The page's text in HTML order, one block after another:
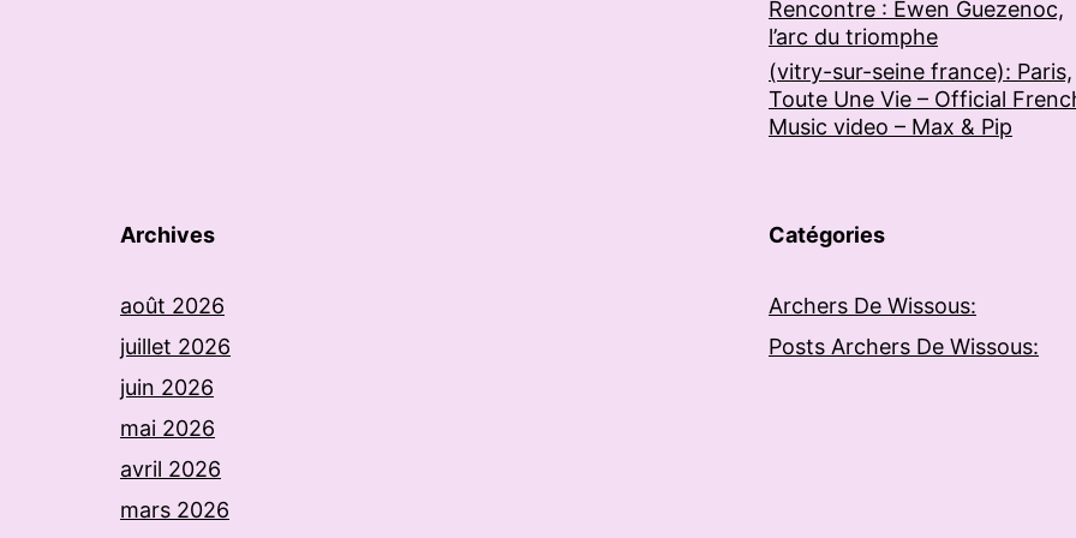
Rencontre : Ewen Guezenoc,
l’arc du triomphe
(vitry-sur-seine france): Paris,
Toute Une Vie – Official
Music video – Max & Pip
Archives
août 2026
juillet 2026
juin 2026
mai 2026
avril 2026
mars 2026
Catégories
Archers De Wissous:
Posts Archers De Wissous: